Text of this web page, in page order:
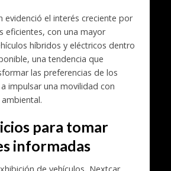
evidenció el interés creciente por
eficientes, con una mayor
híbridos y eléctricos dentro
una tendencia que
las preferencias de los
impulsar una movilidad con
para tomar
informadas